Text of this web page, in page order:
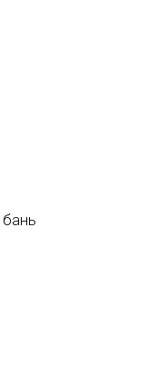
бань